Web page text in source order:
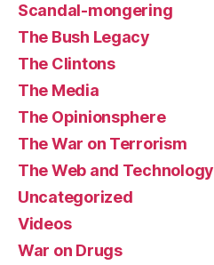
Scandal-mongering
The Bush Legacy
The Clintons
The Media
The Opinionsphere
The War on Terrorism
The Web and Technology
Uncategorized
Videos
War on Drugs